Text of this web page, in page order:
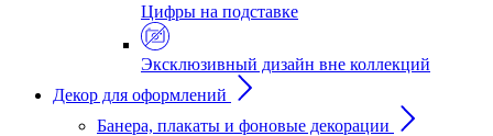
Цифры на подставке
Эксклюзивный дизайн вне коллекций
Декор для оформлений
Банера, плакаты и фоновые декорации